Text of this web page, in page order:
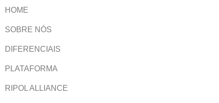
HOME
SOBRE NÓS
DIFERENCIAIS
PLATAFORMA
RIPOL ALLIANCE